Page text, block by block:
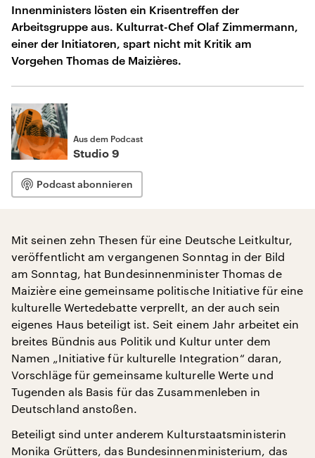
Innenministers lösten ein Krisentreffen der
Arbeitsgruppe aus. Kulturrat-Chef Olaf Zimmermann,
einer der Initiatoren, spart nicht mit Kritik am
Vorgehen Thomas de Maizières.
Aus dem Podcast
Studio 9
Podcast abonnieren
Mit seinen zehn Thesen für eine Deutsche Leitkultur,
veröffentlicht am vergangenen Sonntag in der Bild
am Sonntag, hat Bundesinnenminister Thomas de
Maizière eine gemeinsame politische Initiative für eine
kulturelle Wertedebatte verprellt, an der auch sein
eigenes Haus beteiligt ist. Seit einem Jahr arbeitet ein
breites Bündnis aus Politik und Kultur unter dem
Namen „Initiative für kulturelle Integration“ daran,
Vorschläge für gemeinsame kulturelle Werte und
Tugenden als Basis für das Zusammenleben in
Deutschland anstoßen.
Beteiligt sind unter anderem Kulturstaatsministerin
Monika Grütters, das Bundesinnenministerium, das